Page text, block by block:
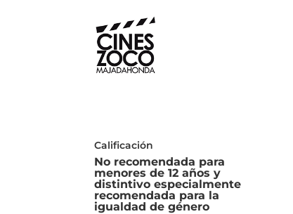
Calificación
No recomendada para
menores de 12 años y
distintivo especialmente
recomendada para la
igualdad de género